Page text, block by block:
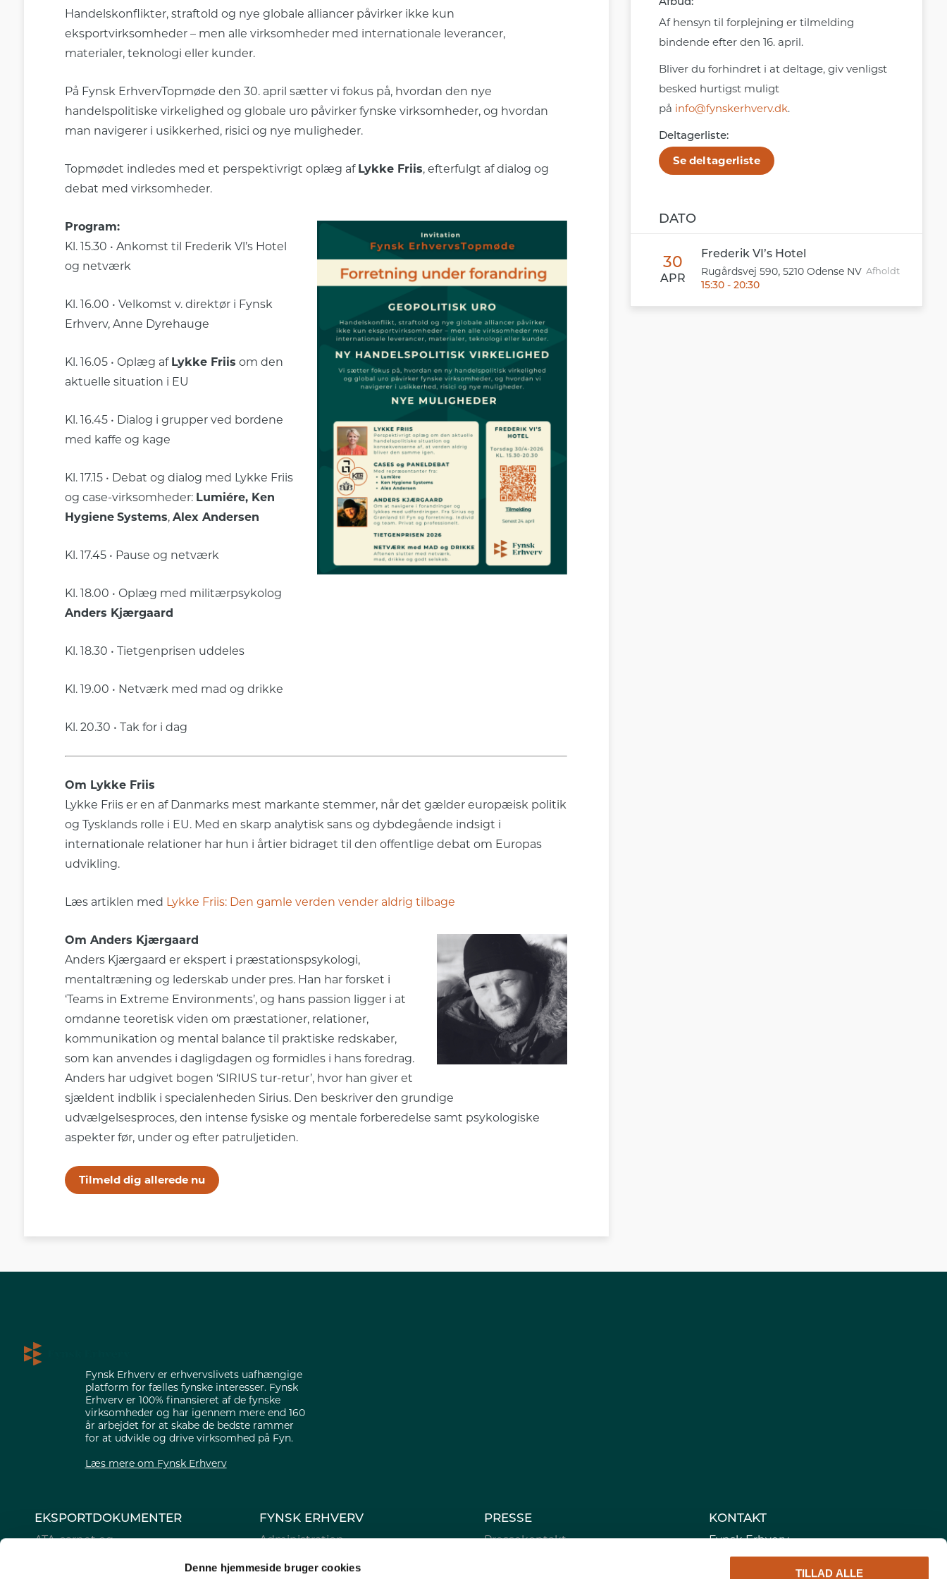
Denne hjemmeside bruger cookies TILLAD ALLE
Handelskonflikter, straftold og nye globale alliancer påvirker ikke kun
eksportvirksomheder – men alle virksomheder med internationale leverancer,
materialer, teknologi eller kunder.
På Fynsk ErhvervTopmøde den 30. april sætter vi fokus på, hvordan den nye
handelspolitiske virkelighed og globale uro påvirker fynske virksomheder, og hvordan
man navigerer i usikkerhed, risici og nye muligheder.
Topmødet indledes med et perspektivrigt oplæg af Lykke Friis, efterfulgt af dialog og
debat med virksomheder.
Program:
Kl. 15.30 • Ankomst til Frederik Vl’s Hotel
og netværk
Kl. 16.00 • Velkomst v. direktør i Fynsk
Erhverv, Anne Dyrehauge
Kl. 16.05 • Oplæg af Lykke Friis om den
aktuelle situation i EU
Kl. 16.45 • Dialog i grupper ved bordene
med kaffe og kage
Kl. 17.15 • Debat og dialog med Lykke Friis
og case-virksomheder: Lumiére, Ken
Hygiene Systems, Alex Andersen
Kl. 17.45 • Pause og netværk
Kl. 18.00 • Oplæg med militærpsykolog
Anders Kjærgaard
Kl. 18.30 • Tietgenprisen uddeles
Kl. 19.00 • Netværk med mad og drikke
Kl. 20.30 • Tak for i dag
Om Lykke Friis
Lykke Friis er en af Danmarks mest markante stemmer, når det gælder europæisk politik
og Tysklands rolle i EU. Med en skarp analytisk sans og dybdegående indsigt i
internationale relationer har hun i årtier bidraget til den offentlige debat om Europas
udvikling.
Læs artiklen med Lykke Friis: Den gamle verden vender aldrig tilbage
Om Anders Kjærgaard
Anders Kjærgaard er ekspert i præstationspsykologi,
mentaltræning og lederskab under pres. Han har forsket i
‘Teams in Extreme Environments’, og hans passion ligger i at
omdanne teoretisk viden om præstationer, relationer,
kommunikation og mental balance til praktiske redskaber,
som kan anvendes i dagligdagen og formidles i hans foredrag.
Anders har udgivet bogen ‘SIRIUS tur-retur’, hvor han giver et
sjældent indblik i specialenheden Sirius. Den beskriver den grundige
udvælgelsesproces, den intense fysiske og mentale forberedelse samt psykologiske
aspekter før, under og efter patruljetiden.
Tilmeld dig allerede nu
Afbud:
Af hensyn til forplejning er tilmelding
bindende efter den 16. april.
Bliver du forhindret i at deltage, giv venligst
besked hurtigst muligt
på info@fynskerhverv.dk.
Deltagerliste:
Se deltagerliste
DATO
30
APR
Frederik VI’s Hotel
Rugårdsvej 590, 5210 Odense NV
15:30 - 20:30
Afholdt
Fynsk Erhverv er erhvervslivets uafhængige
platform for fælles fynske interesser. Fynsk
Erhverv er 100% finansieret af de fynske
virksomheder og har igennem mere end 160
år arbejdet for at skabe de bedste rammer
for at udvikle og drive virksomhed på Fyn.
Læs mere om Fynsk Erhverv
EKSPORTDOKUMENTER
ATA-carnet og
Digitale eksportdokumenter
FYNSK ERHVERV
Administration
PRESSE
Pressekontakt
KONTAKT
Fynsk Erhverv
Cortex Business Park